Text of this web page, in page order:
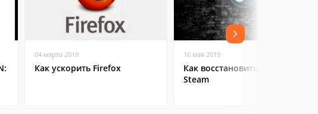
04 марта 2019
Как ускорить Firefox
16 мая 2019
Как восстановить аккаунт в
Steam